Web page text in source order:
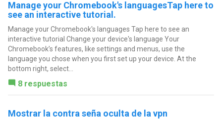
Manage your Chromebook's languagesTap here to
see an interactive tutorial.
Manage your Chromebook's languages Tap here to see an
interactive tutorial Change your device's language Your
Chromebook’s features, like settings and menus, use the
language you chose when you first set up your device. At the
bottom right, select...
8 respuestas
Mostrar la contra seña oculta de la vpn